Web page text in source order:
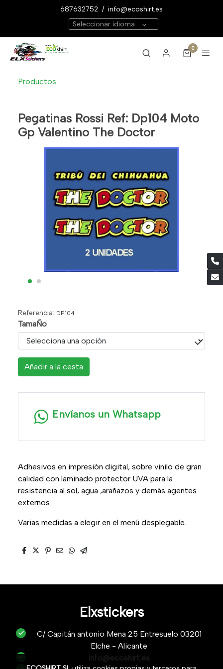
687632752 / info@ecoshirt.es
Seleccionar idioma
0
Productos
Pegatinas Rossi Ref: Dp104 Moto
Gp Valentino The Doctor
Referencia: DP104
TamaÑo
Añadir a la cesta
Envíanos un Whatsapp
Adhesivos en impresión digital, sobre vinilo de gran
calidad con laminado protector UVA para la
resistencia al sol, agua ,arañazos y demás agentes
externos.
Varias medidas a elegir en el menú desplegable.
Elxstickers
C/ Capitán antonio Mena 25 Entresuelo 03201
Elche - Alicante
info@ecoshirt.es